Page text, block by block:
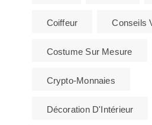
Coiffeur Conseils
Costume Sur Mesure
Crypto-Monnaies
Décoration D'Intérieur